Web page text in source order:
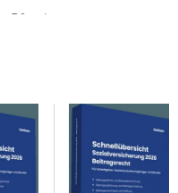
Pfändung von
in
und Erläuterungen!